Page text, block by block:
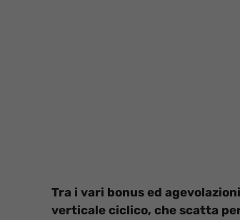
Tra i vari bonus ed
verticale ciclico, che scatta